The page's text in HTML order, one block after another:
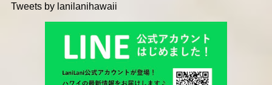
Tweets by lanilanihawaii